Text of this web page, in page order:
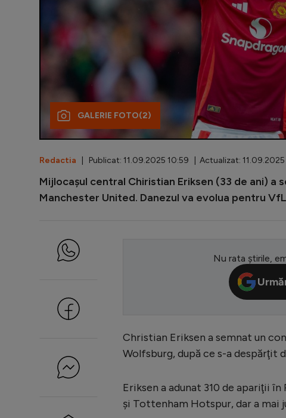
GALERIE FOTO(2)
Redactia | Publicat: 11.09.2025 10:59 | Actualizat: 11.09.2025
Mijlocașul central Chiristian Eriksen (33 de ani) a
Manchester United. Danezul va evolua pentru
Nu rata știrile,
Christian Eriksen a semnat un
Wolfsburg, după ce s-a despărţit
Eriksen a adunat 310 de apariţii
şi Tottenham Hotspur, dar a mai